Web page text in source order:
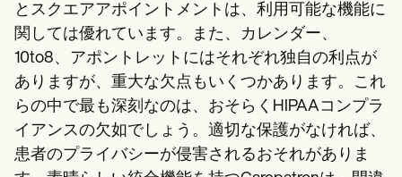
とスクエアアポイントメントは、利用可能な機能に
関しては優れています。また、カレンダー、
10to8、アポントレットにはそれぞれ独自の利点が
ありますが、重大な欠点もいくつかあります。これ
らの中で最も深刻なのは、おそらくHIPAAコンプラ
イアンスの欠如でしょう。適切な保護がなければ、
患者のプライバシーが侵害されるおそれがありま